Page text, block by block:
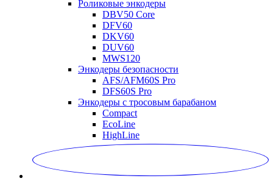
Роликовые энкодеры
DBV50 Core
DFV60
DKV60
DUV60
MWS120
Энкодеры безопасности
AFS/AFM60S Pro
DFS60S Pro
Энкодеры с тросовым барабаном
Compact
EcoLine
HighLine